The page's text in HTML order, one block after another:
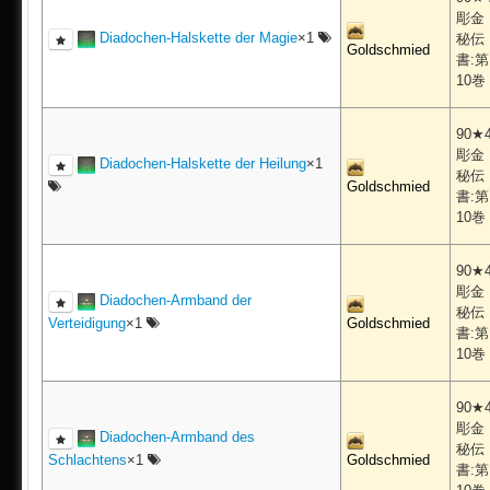
Diadochen-Halskette der Magie×1
Goldschmied
彫金
秘伝
書:第
10巻
Diadochen-Halskette der Heilung×1
Goldschmied
彫金
秘伝
書:第
10巻
Diadochen-Armband der
Verteidigung×1 Goldschmied
彫金
秘伝
書:第
10巻
Diadochen-Armband des
Schlachtens×1 Goldschmied
彫金
秘伝
書:第